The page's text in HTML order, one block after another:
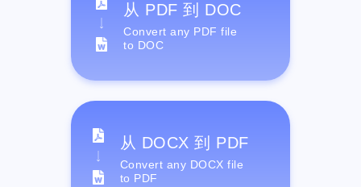
从 PDF 到 DOC
Convert any PDF file
to DOC
从 DOCX 到 PDF
Convert any DOCX file
to PDF